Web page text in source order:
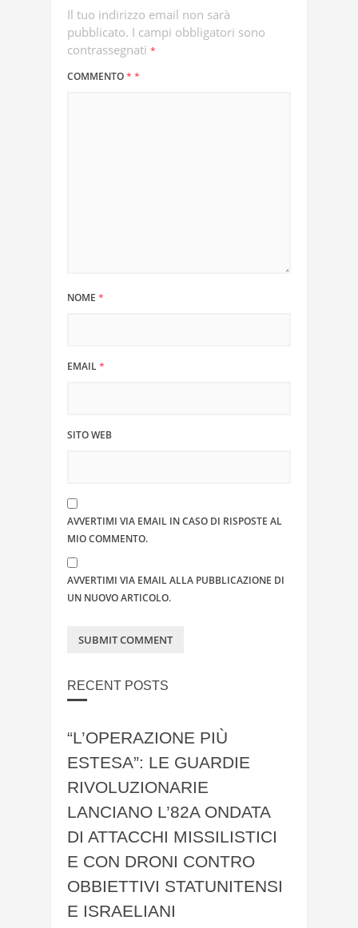
Il tuo indirizzo email non sarà
pubblicato. I campi obbligatori sono
contrassegnati *
COMMENTO* *
NOME *
EMAIL*
SITO WEB
AVVERTIMI VIA EMAIL IN CASO DI RISPOSTE AL
MIO COMMENTO.
AVVERTIMI VIA EMAIL ALLA PUBBLICAZIONE DI
UN NUOVO ARTICOLO.
RECENT POSTS
“L’OPERAZIONE PIÙ
ESTESA”: LE GUARDIE
RIVOLUZIONARIE
LANCIANO L’82A ONDATA
DI ATTACCHI MISSILISTICI
E CON DRONI CONTRO
OBBIETTIVI STATUNITENSI
E ISRAELIANI